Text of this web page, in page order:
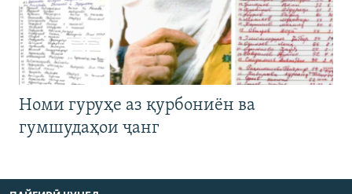
Номи гуруҳе аз қурбониён ва
гумшудаҳои ҷанг